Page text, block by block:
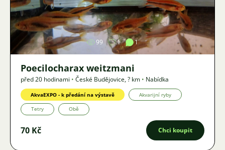
Obrázek
99 1 1
Poecilocharax weitzmani
před 20 hodinami • České Budějovice,? km • Nabídka
AkvaEXPO - k předání na výstavě Akvarijní ryby
Tetry Obě
70 Kč Chci koupit